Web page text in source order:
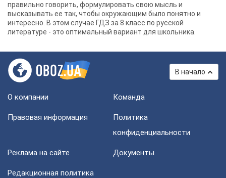
правильно говорить, формулировать свою мысль и
высказывать ее так, чтобы окружающим было понятно и
интересно. В этом случае ГДЗ за 8 класс по русской
литературе - это оптимальный вариант для школьника.
В начало
О компании Команда
Правовая информация
Политика
конфиденциальности
Реклама на сайте Документы
Редакционная политика